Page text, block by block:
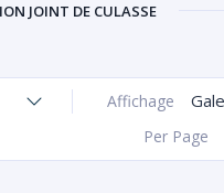
JOINT DE CULASSE
Affichage
Per Page